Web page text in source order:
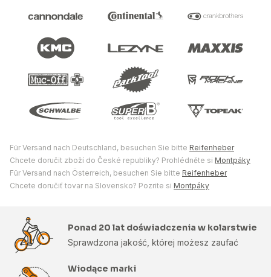
Für Versand nach Deutschland, besuchen Sie bitte Reifenheber
Chcete doručit zboží do České republiky? Prohlédněte si Montpáky
Für Versand nach Österreich, besuchen Sie bitte Reifenheber
Chcete doručiť tovar na Slovensko? Pozrite si Montpáky
Ponad 20 lat doświadczenia w kolarstwie
Sprawdzona jakość, której możesz zaufać
Wiodące marki